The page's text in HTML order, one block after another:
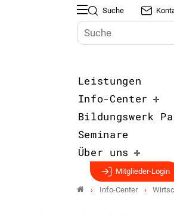
Suche
Leistungen
Info-Center
Bildungswerk
Seminare
Über uns
Mitglieder-Login
Info-Center